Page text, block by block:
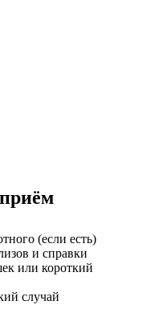
(если есть)
и справки
или короткий
случай